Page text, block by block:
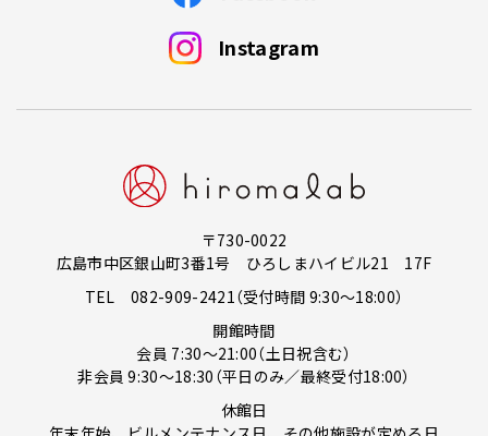
Instagram
〒730-0022
広島市中区銀山町3番1号 ひろしまハイビル21 17F
TEL 082-909-2421（受付時間 9:30～18:00）
開館時間
会員 7:30～21:00（土日祝含む）
非会員 9:30～18:30（平日のみ／最終受付18:00）
休館日